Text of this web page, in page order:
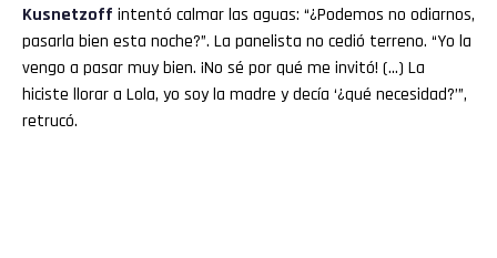
Kusnetzoff intentó calmar las aguas: “¿Podemos no odiarnos,
pasarla bien esta noche?”. La panelista no cedió terreno. “Yo la
vengo a pasar muy bien. ¡No sé por qué me invitó! (…) La
hiciste llorar a Lola, yo soy la madre y decía ‘¿qué necesidad?’”,
retrucó.